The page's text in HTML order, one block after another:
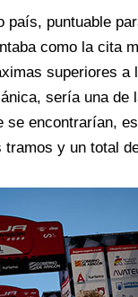
puntuable
como la cita
superiores
sería una de
encontrarían,
y un total